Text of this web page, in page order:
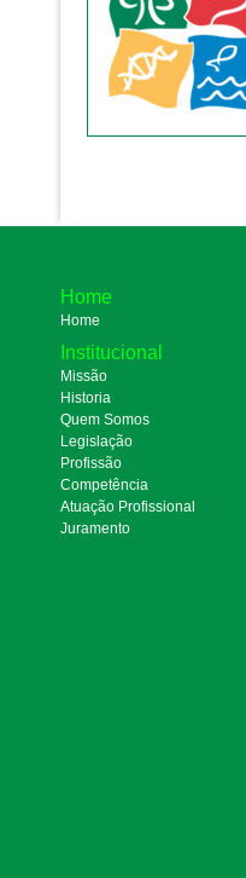
Home
Home
Institucional
Missão
Historia
Quem Somos
Legislação
Profissão
Competência
Atuação Profissional
Juramento